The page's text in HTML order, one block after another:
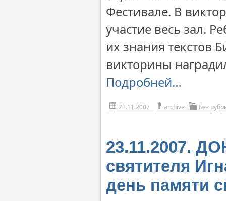
Фестивале. В
участие весь зал.
их знания текстов
викторины
Подробней…
23.11.2007 archive Без
23.11.2007.
святителя
день памяти